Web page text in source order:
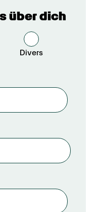
über dich
Divers